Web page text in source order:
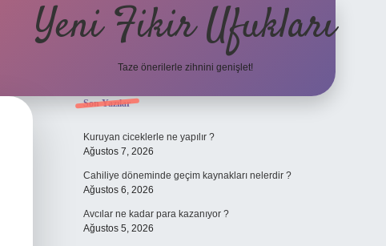
Yeni Fikir Ufukları
Taze önerilerle zihnini genişlet!
Sidebar
Son Yazılar
Kuruyan ciceklerle ne yapılır ?
Ağustos 7, 2026
Cahiliye döneminde geçim kaynakları nelerdir ?
Ağustos 6, 2026
Avcılar ne kadar para kazanıyor ?
Ağustos 5, 2026